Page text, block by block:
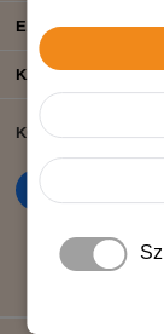
KATEGÓRIÁK
KÖZÖSSÉGI ÉLET